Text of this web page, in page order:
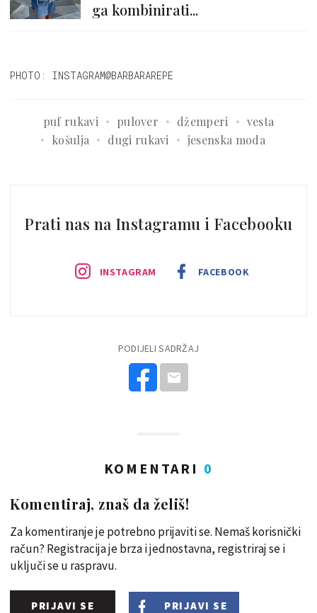
ga kombinirati...
PHOTO: INSTAGRAM@BARBARAREPE
puf rukavi pulover džemperi
vesta
košulja
dugi rukavi jesenska moda
Prati nas na Instagramu i Facebooku
INSTAGRAM FACEBOOK
PODIJELI SADRŽAJ
KOMENTARI 0
Komentiraj, znaš da želiš!
Za komentiranje je potrebno prijaviti se. Nemaš korisnički
račun? Registracija je brza i jednostavna, registriraj se i
uključi se u raspravu.
PRIJAVI SE PRIJAVI SE